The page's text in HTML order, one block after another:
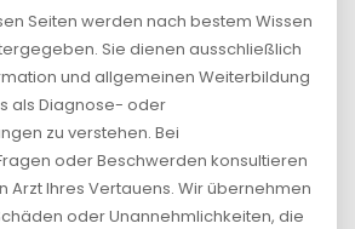
Seiten werden nach bestem Wissen
Sie dienen ausschließlich
und allgemeinen Weiterbildung
als Diagnose- oder
zu verstehen. Bei
oder Beschwerden konsultieren
Arzt Ihres Vertauens. Wir übernehmen
oder Unannehmlichkeiten, die